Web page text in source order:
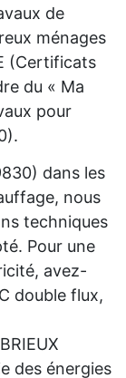
de
ménages
(Certificats
du « Ma
pour
dans les
nous
techniques
Pour une
avez-
double flux,
des énergies